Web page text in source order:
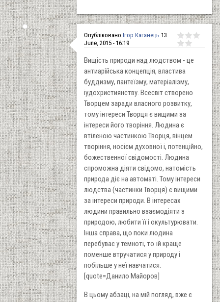
Опубліковано Ігор Каганець 13
June, 2015 - 16:19
Вищість природи над людством - це
антиарійська концепція, властива
буддизму, пантеїзму, матеріалізму,
іудохристиянству. Всесвіт створено
Творцем заради власного розвитку,
тому інтереси Творця є вищими за
інтереси його творіння. Людина є
втіленою частинкою Творця, вінцем
творіння, носієм духовної і, потенційно,
божественної свідомості. Людина
спроможна діяти свідомо, натомість
природа діє на автоматі. Тому інтереси
людства (частинки Творця) є вищими
за інтереси природи. В інтересах
людини правильно взаємодіяти з
природою, любити її і окультурювати.
Інша справа, що поки людина
перебуває у темноті, то їй краще
поменше втручатися у природу і
побільше у неї навчатися.
[quote=Данило Майоров]
В цьому абзаці, на мій погляд, вже є